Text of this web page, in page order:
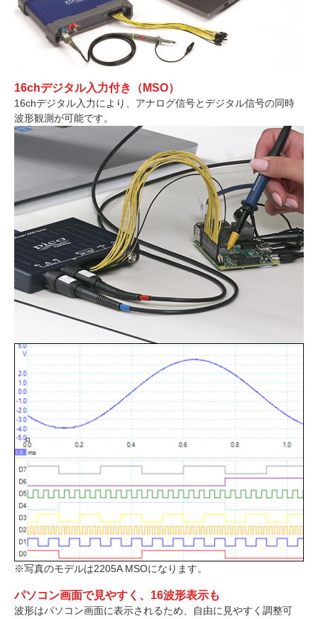
16chデジタル入力付き（MSO）
16chデジタル入力により、アナログ信号とデジタル信号の同時
波形観測が可能です。
※写真のモデルは2205A MSOになります。
パソコン画面で見やすく、16波形表示も
波形はパソコン画面に表示されるため、自由に見やすく調整可